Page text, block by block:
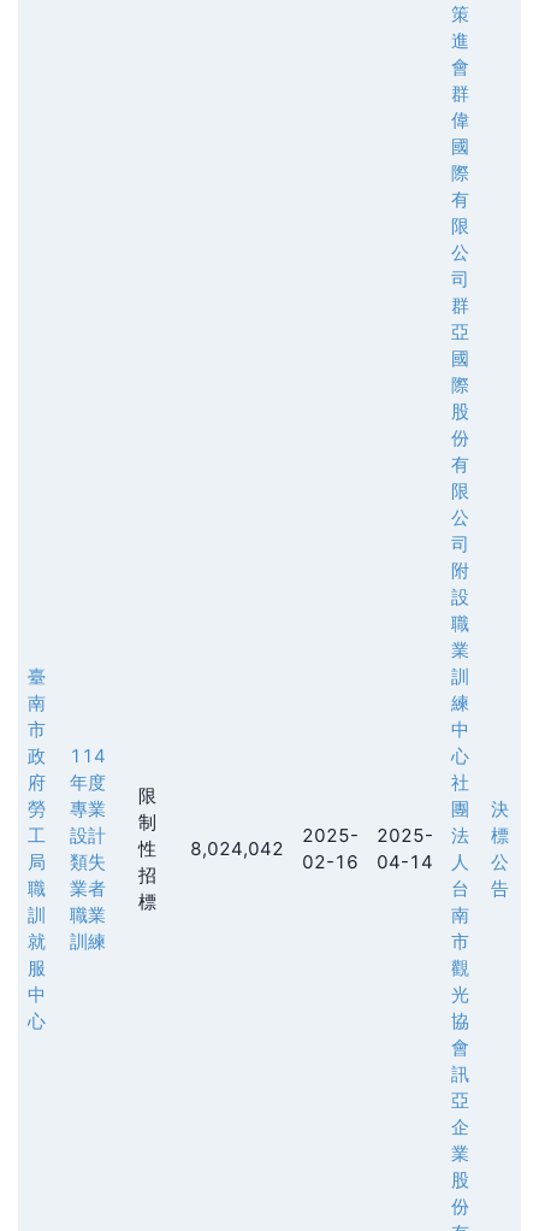
臺
南
市
政
府
勞
工
局
職
訓
就
服
中
心
114
年度
專業
設計
類失
業者
職業
訓練
限
制
性
招
標
8,024,042
2025-
02-16
2025-
04-14
策
進
會
群
偉
國
際
有
限
公
司
群
亞
國
際
股
份
有
限
公
司
附
設
職
業
訓
練
中
心
社
團
法
人
台
南
市
觀
光
協
會
訊
亞
企
業
股
份
決
標
公
告